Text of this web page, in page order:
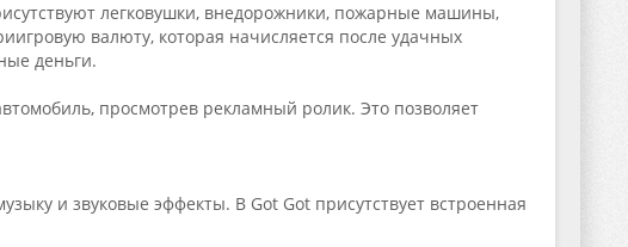
легковушки, внедорожники, пожарные машины,
валюту, которая начисляется после удачных
деньги.
просмотрев рекламный ролик. Это позволяет
и звуковые эффекты. В Got Got присутствует встроенная